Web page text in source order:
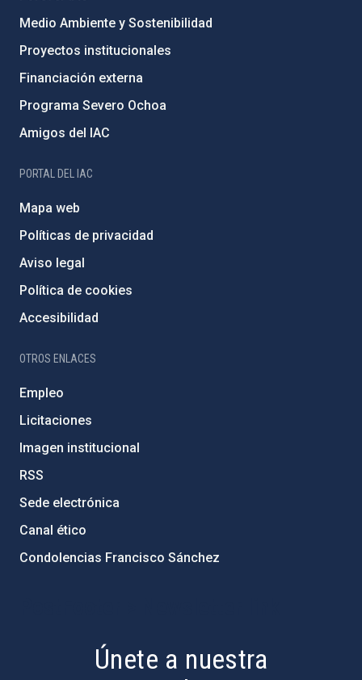
Medio Ambiente y Sostenibilidad
Proyectos institucionales
Financiación externa
Programa Severo Ochoa
Amigos del IAC
PORTAL DEL IAC
Mapa web
Políticas de privacidad
Aviso legal
Política de cookies
Accesibilidad
OTROS ENLACES
Empleo
Licitaciones
Imagen institucional
RSS
Sede electrónica
Canal ético
Condolencias Francisco Sánchez
Únete a nuestra